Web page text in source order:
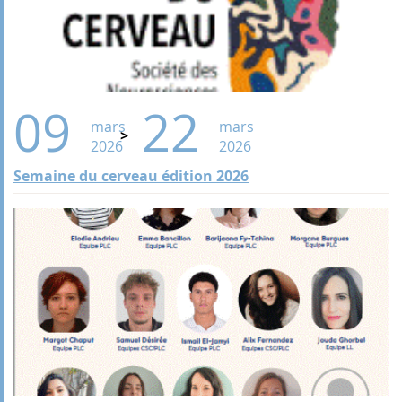
09
mars
2026
22
mars
2026
Semaine du cerveau édition 2026